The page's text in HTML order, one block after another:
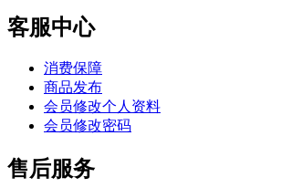
客服中心
消费保障
商品发布
会员修改个人资料
会员修改密码
售后服务